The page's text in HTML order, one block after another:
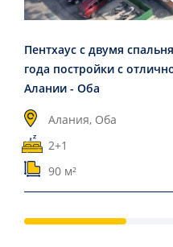
Пентхаус с двумя
года постройки с
Алании - Оба
Алания, Оба
2+1
90 м²